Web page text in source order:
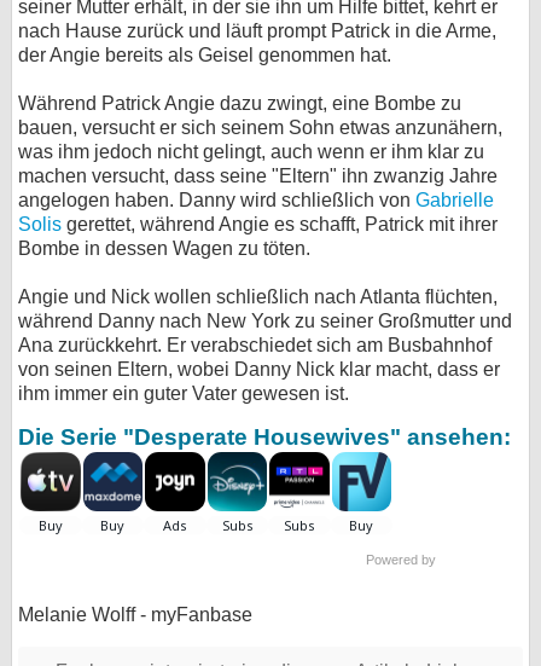
seiner Mutter erhält, in der sie ihn um Hilfe bittet, kehrt er
nach Hause zurück und läuft prompt Patrick in die Arme,
der Angie bereits als Geisel genommen hat.
Während Patrick Angie dazu zwingt, eine Bombe zu
bauen, versucht er sich seinem Sohn etwas anzunähern,
was ihm jedoch nicht gelingt, auch wenn er ihm klar zu
machen versucht, dass seine "Eltern" ihn zwanzig Jahre
angelogen haben. Danny wird schließlich von Gabrielle
Solis gerettet, während Angie es schafft, Patrick mit ihrer
Bombe in dessen Wagen zu töten.
Angie und Nick wollen schließlich nach Atlanta flüchten,
während Danny nach New York zu seiner Großmutter und
Ana zurückkehrt. Er verabschiedet sich am Busbahnhof
von seinen Eltern, wobei Danny Nick klar macht, dass er
ihm immer ein guter Vater gewesen ist.
Die Serie "Desperate Housewives" ansehen:
Powered by
Melanie Wolff - myFanbase